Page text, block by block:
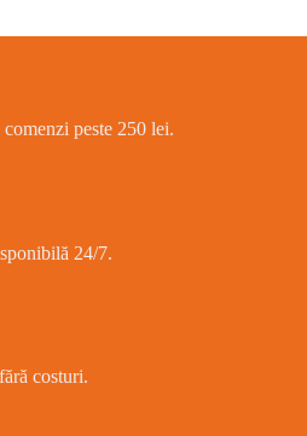
peste 250 lei.
24/7.
costuri.